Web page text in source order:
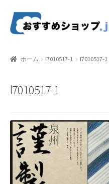
ナ
ビ
ン
キ
ッ
プ
コ
ン
ス
プ
ギフトカタログ（ユニバース）
gold-form
CF Dashboard
CF User Registration
ホーム l7010517-1 l7010517-1
l7010517-1